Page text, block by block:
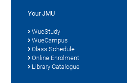
Your JMU
WueStudy
WueCampus
Class Schedule
Online Enrolment
Library Catalogue